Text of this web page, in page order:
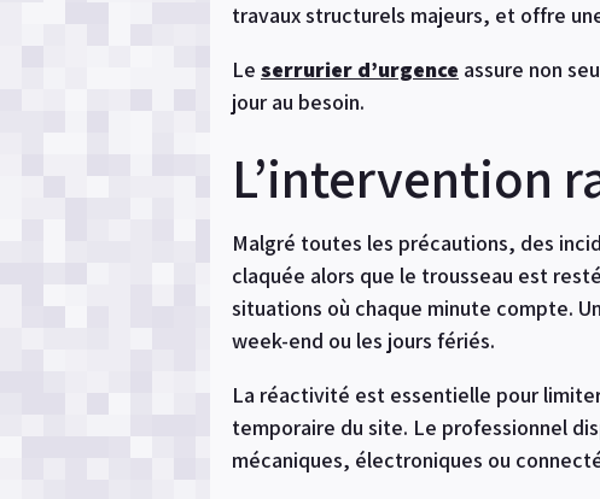
travaux structurels majeurs, et offre
Le serrurier d’urgence assure non
jour au besoin.
L’intervention
Malgré toutes les précautions, des
claquée alors que le trousseau est
situations où chaque minute compte. Un
week-end ou les jours fériés.
La réactivité est essentielle pour
temporaire du site. Le professionnel
mécaniques, électroniques ou